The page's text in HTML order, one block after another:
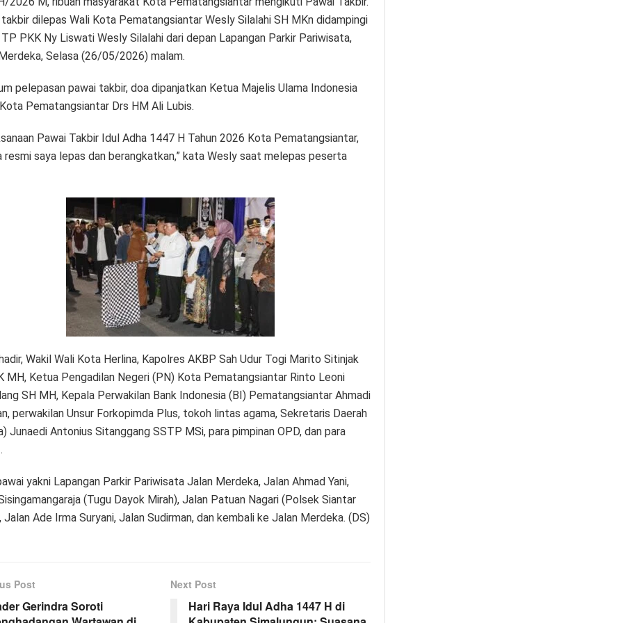
dilepas Wali Kota Pematangsiantar Wesly Silalahi SH MKn didampingi
PKK Ny Liswati Wesly Silalahi dari depan Lapangan Parkir Pariwisata,
Selasa (26/05/2026) malam.
pelepasan pawai takbir, doa dipanjatkan Ketua Majelis Ulama Indonesia
Pematangsiantar Drs HM Ali Lubis.
Pawai Takbir Idul Adha 1447 H Tahun 2026 Kota Pematangsiantar,
resmi saya lepas dan berangkatkan,” kata Wesly saat melepas peserta
Wakil Wali Kota Herlina, Kapolres AKBP Sah Udur Togi Marito Sitinjak
MH, Ketua Pengadilan Negeri (PN) Kota Pematangsiantar Rinto Leoni
SH MH, Kepala Perwakilan Bank Indonesia (BI) Pematangsiantar Ahmadi
perwakilan Unsur Forkopimda Plus, tokoh lintas agama, Sekretaris Daerah
Junaedi Antonius Sitanggang SSTP MSi, para pimpinan OPD, dan para
yakni Lapangan Parkir Pariwisata Jalan Merdeka, Jalan Ahmad Yani,
(Tugu Dayok Mirah), Jalan Patuan Nagari (Polsek Siantar
Jalan Ade Irma Suryani, Jalan Sudirman, dan kembali ke Jalan Merdeka. (DS)
Post
Gerindra Soroti
Next Post
Hari Raya Idul Adha 1447 H di